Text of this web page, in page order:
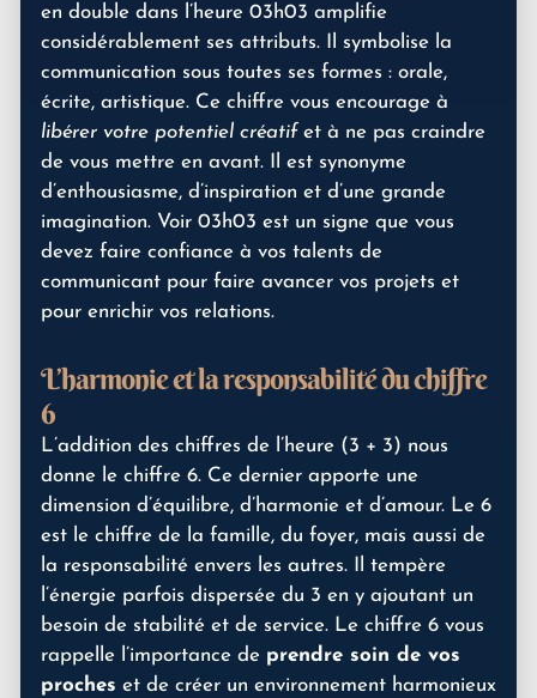
en double dans l’heure 03h03 amplifie
considérablement ses attributs. Il symbolise la
communication sous toutes ses formes : orale,
écrite, artistique. Ce chiffre vous encourage à
libérer votre potentiel créatifet à ne pas craindre
de vous mettre en avant. Il est synonyme
d’enthousiasme, d’inspiration et d’une grande
imagination. Voir 03h03 est un signe que vous
devez faire confiance à vos talents de
communicant pour faire avancer vos projets et
pour enrichir vos relations.
L’harmonie et la responsabilité du chiffre
6
L’addition des chiffres de l’heure (3 + 3) nous
donne le chiffre 6. Ce dernier apporte une
dimension d’équilibre, d’harmonie et d’amour. Le 6
est le chiffre de la famille, du foyer, mais aussi de
la responsabilité envers les autres. Il tempère
l’énergie parfois dispersée du 3 en y ajoutant un
besoin de stabilité et de service. Le chiffre 6 vous
rappelle l’importance de prendre soin de vos
proches et de créer un environnement harmonieux